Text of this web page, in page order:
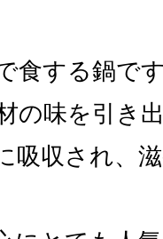
食する鍋
の味を引き
吸収され、